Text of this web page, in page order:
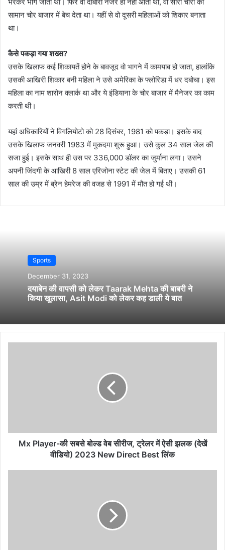
सामान चोर बाजार में बेच देता था। यहीं से वो दूसरी महिलाओं को शिकार बनाता
था।
कैसे पकड़ा गया शख्स?
उसके खिलाफ कई शिकायतें होने के बावजूद वो भागने में कामयाब हो जाता, हालांकि
उसकी आखिरी शिकार बनी महिला ने उसे अमेरिका के फ्लोरिडा में धर दबोचा। इस
महिला का नाम शारोन क्लार्क था और ये इंडियाना के चोर बाजार में मैनेजर का काम
करती थी।
यहां अधिकारियों ने विगलियोटो को 28 दिसंबर, 1981 को पकड़ा। इसके बाद
उसके खिलाफ जनवरी 1983 में मुकदमा शुरू हुआ। उसे कुल 34 साल जेल की
सजा हुई। इसके साथ ही उस पर 336,000 डॉलर का जुर्माना लगा। उसने
अपनी जिंदगी के आखिरी 8 साल एरिजोना स्टेट की जेल में बिताए। उसकी 61
साल की उम्र में ब्रेन हेमरेज की वजह से 1991 में मौत हो गई थी।
Sports
December 31, 2023
दयाबेन की वापसी को लेकर Taarak Mehta की बाबरी ने
किया खुलासा, Asit Modi को लेकर कह डाली ये बात
Mx Player-की सबसे बोल्ड वेब सीरीज, ट्रेलर में ऐसी झलक (देखें
वीडियो) 2023 New Direct Best लिंक